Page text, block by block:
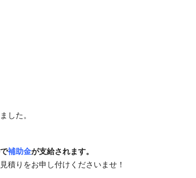
した。
補助金が支給されます。
積りをお申し付けくださいませ！